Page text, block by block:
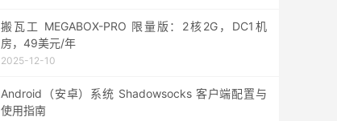
搬瓦工 MEGABOX-PRO 限量版：2核2G，DC1机
房，49美元/年
2025-12-10
Android（安卓）系统 Shadowsocks 客户端配置与
使用指南